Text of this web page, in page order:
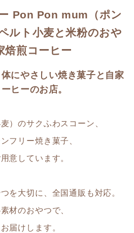
Pon Pon mum（ポン
ルト小麦と米粉のおや
焙煎コーヒー
にやさしい焼き菓子と自家
ヒーのお店。
）のサクふわスコーン、
フリー焼き菓子、
意しています。
を大切に、全国通販も対応。
材のおやつで、
届けします。